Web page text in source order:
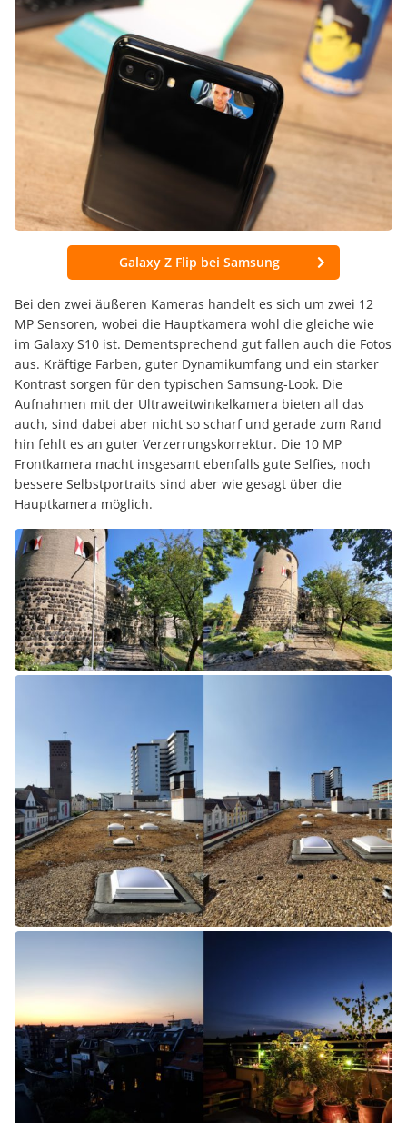
Galaxy Z Flip bei Samsung
Bei den zwei äußeren Kameras handelt es sich um zwei 12
MP Sensoren, wobei die Hauptkamera wohl die gleiche wie
im Galaxy S10 ist. Dementsprechend gut fallen auch die Fotos
aus. Kräftige Farben, guter Dynamikumfang und ein starker
Kontrast sorgen für den typischen Samsung-Look. Die
Aufnahmen mit der Ultraweitwinkelkamera bieten all das
auch, sind dabei aber nicht so scharf und gerade zum Rand
hin fehlt es an guter Verzerrungskorrektur. Die 10 MP
Frontkamera macht insgesamt ebenfalls gute Selfies, noch
bessere Selbstportraits sind aber wie gesagt über die
Hauptkamera möglich.